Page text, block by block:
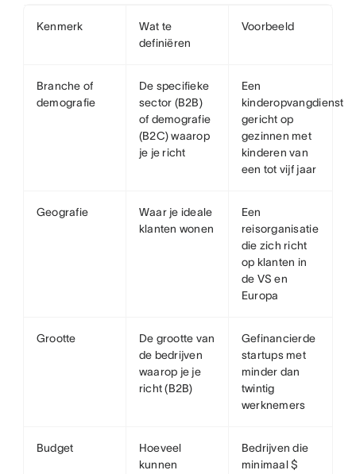
Kenmerk
Wat te
definiëren
Voorbeeld
Branche of
demografie
De specifieke
sector (B2B)
of demografie
(B2C) waarop
je je richt
Een
kinderopvangdienst
gericht op
gezinnen met
kinderen van
een tot vijf jaar
Geografie
Waar je ideale
klanten wonen
Een
reisorganisatie
die zich richt
op klanten in
de VS en
Europa
Grootte
De grootte van
de bedrijven
waarop je je
richt (B2B)
Gefinancierde
startups met
minder dan
twintig
werknemers
Budget
Hoeveel
kunnen
Bedrijven die
minimaal $